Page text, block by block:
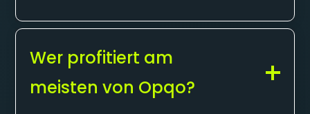
Wer profitiert am
meisten von Opqo?